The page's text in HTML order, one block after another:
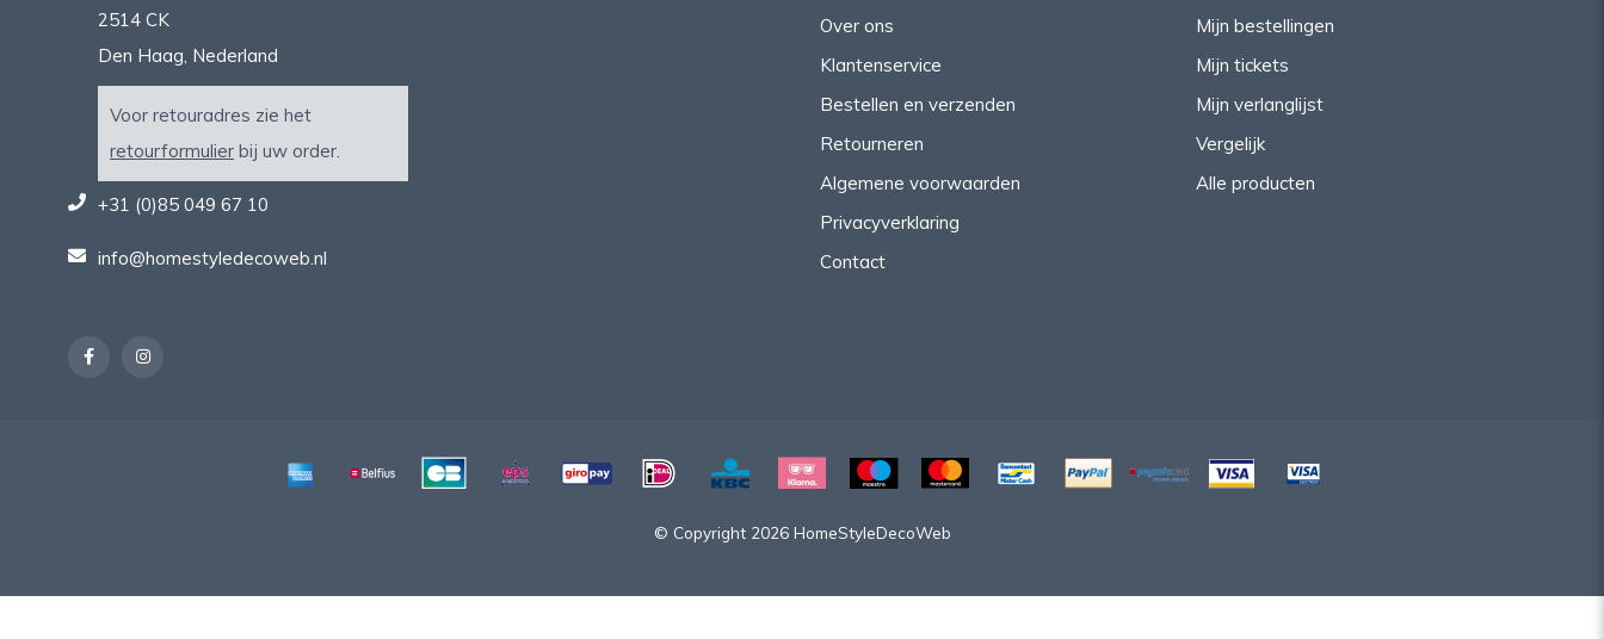
2514 CK
Den Haag, Nederland
Voor retouradres zie het
retourformulier bij uw order.
+31 (0)85 049 67 10
info@homestyledecoweb.nl
Over ons
Klantenservice
Bestellen en verzenden
Retourneren
Algemene voorwaarden
Privacyverklaring
Contact
Mijn bestellingen
Mijn tickets
Mijn verlanglijst
Vergelijk
Alle producten
© Copyright 2026 HomeStyleDecoWeb